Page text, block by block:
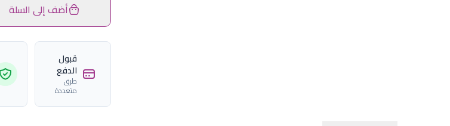
أضف إلى السلة
قبول
الدفع
طرق
متعددة